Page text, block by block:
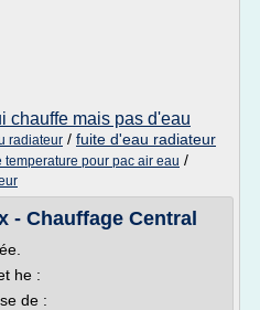
chauffe mais pas d'eau
radiateur / fuite d'eau radiateur
temperature pour pac air eau /
- Chauffage Central
he :
de :